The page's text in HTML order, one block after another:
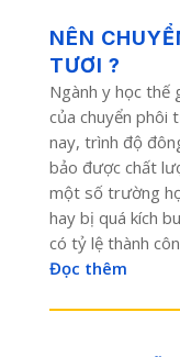
NÊN
TƯƠI ?
Ngành y học thế
của chuyển phôi
nay, trình độ
bảo được chất
một số trường
hay bị quá kích
có tỷ lệ thành
Đọc thêm